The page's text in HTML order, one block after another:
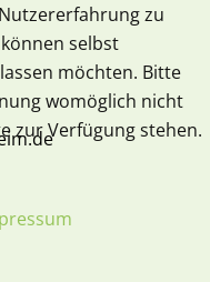
zu
selbst
möchten. Bitte
womöglich nicht
zur Verfügung stehen.